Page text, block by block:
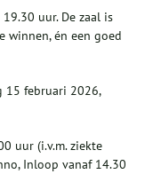
uur. De zaal is
winnen, én een goed
15 februari 2026,
uur (i.v.m. ziekte
Inloop vanaf 14.30